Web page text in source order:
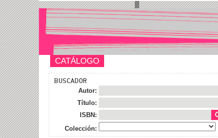
CATÁLOGO
BUSCADOR
Autor:
Título:
ISBN:
Colección: